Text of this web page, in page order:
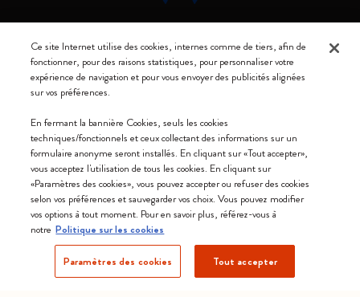
Restez connecté
Nous acceptons
Moleskine ® est une marque enregistrée de Moleskine Srl a socio unico
Moleskine srl a socio unico - Via Bergognone, 34 – 20144 Milano -
Italia - P. IVA / CCIAA n. 07234480965 - REA MI 1945400 - Cap.
Soc. €2.181.513,42
Ce site Internet utilise des cookies, internes comme de tiers, afin de
fonctionner, pour des raisons statistiques, pour personnaliser votre
expérience de navigation et pour vous envoyer des publicités alignées
sur vos préférences.
En fermant la bannière Cookies, seuls les cookies
techniques/fonctionnels et ceux collectant des informations sur un
formulaire anonyme seront installés. En cliquant sur «Tout accepter»,
vous acceptez l'utilisation de tous les cookies. En cliquant sur
«Paramètres des cookies», vous pouvez accepter ou refuser des cookies
selon vos préférences et sauvegarder vos choix. Vous pouvez modifier
vos options à tout moment. Pour en savoir plus, référez-vous à
notre Politique sur les cookies
Paramètres des cookies Tout accepter